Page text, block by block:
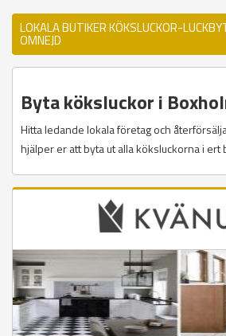
LOKALA BUTIKER KÖKSLUCKOR-
OMNEJD
Byta köksluckor i
Hitta ledande lokala företag och
hjälper er att byta ut alla köksluckorna i ert